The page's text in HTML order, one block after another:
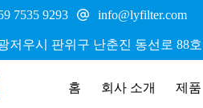
7535 9293 info@lyfilter.com
저우시 판위구 난춘진 동선로 88
홈 회사 소개 제품